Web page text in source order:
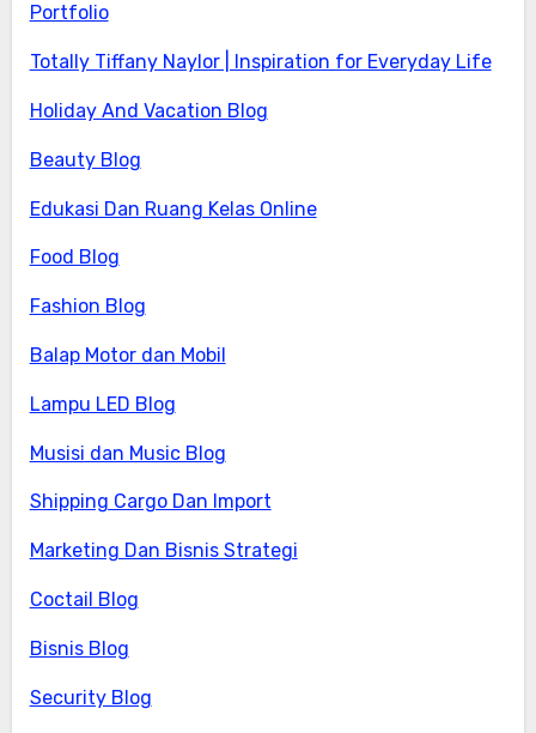
Portfolio
Totally Tiffany Naylor | Inspiration for Everyday Life
Holiday And Vacation Blog
Beauty Blog
Edukasi Dan Ruang Kelas Online
Food Blog
Fashion Blog
Balap Motor dan Mobil
Lampu LED Blog
Musisi dan Music Blog
Shipping Cargo Dan Import
Marketing Dan Bisnis Strategi
Coctail Blog
Bisnis Blog
Security Blog